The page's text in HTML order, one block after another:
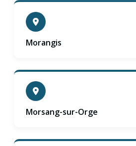
Morangis
Morsang-sur-Orge